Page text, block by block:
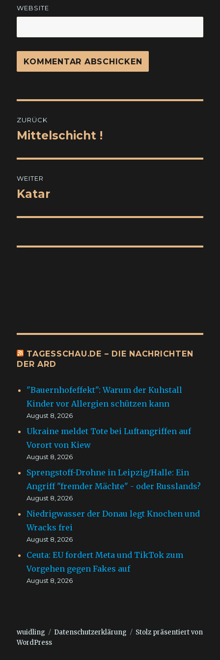
WEBSITE
ZURÜCK
Vorheriger
Mittelschicht !
WEITER
Nächster
Katar
TAGESSCHAU.DE – DIE NACHRICHTEN
DER ARD
"Bauernhofeffekt": Warum der Kuhstall
Kinder vor Allergien schützen kann
August 8, 2026
Ukraine meldet Tote bei Luftangriffen auf
Vorort von Kiew
August 8, 2026
Sprengstoff-Drohne in Leipzig/Halle: Ein
Angriff "fremder Mächte" - oder Russlands?
August 8, 2026
Niedrigwasser der Donau legt Knochen und
Wracks frei
August 8, 2026
Ceuta: EU fordert Meta und TikTok zum
Vorgehen gegen Fakes auf
August 8, 2026
wuidling Datenschutzerklärung
Stolz präsentiert von
WordPress